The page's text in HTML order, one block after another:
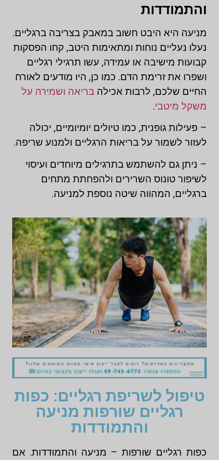
והתמודדות
מניעה היא היבט חשוב במאבק בצריבה ברגליים.
נעלו נעליים נוחות ומתאימות היטב, קחו הפסקות
קבועות מישיבה או עמידה, עשו תרגילי רגליים
ושפרו את זרימת הדם. כמו כן, היו מודעים לאורח
החיים שלכם, לרבות אכילה בריאה ושמירה על
משקל מיטבי.
– פעילות גופנית, כמו טיולים יומיומיים, יכולה
לעזור לשמור על בריאות הרגליים ולמנוע שריפה.
– ניתן גם להשתמש בתרגילים מיוחדים ועיסוי
לשיפור טונוס השרירים ולהפחתת מתחים
ברגליים, המהווה שיטה נוספת למניעה.
טיפול לשריפת רגליים: כפות
רגליים שורפות מניעה
והתמודדות
כפות רגליים שורפות – מניעה והתמודדות. אם